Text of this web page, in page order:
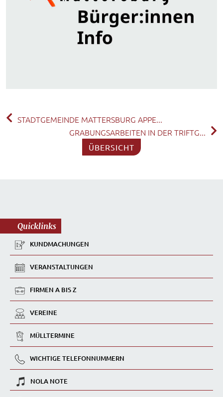
STADTGEMEINDE MATTERSBURG APPE...
GRABUNGSARBEITEN IN DER TRIFTG...
ÜBERSICHT
Quicklinks
KUNDMACHUNGEN
VERANSTALTUNGEN
FIRMEN A BIS Z
VEREINE
MÜLLTERMINE
WICHTIGE TELEFONNUMMERN
NOLA NOTE